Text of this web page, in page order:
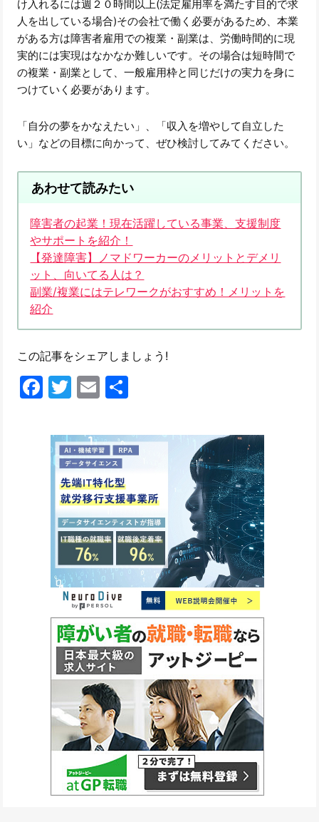
け入れるには週２０時間以上(法定雇用率を満たす目的で求
人を出している場合)その会社で働く必要があるため、本業
がある方は障害者雇用での複業・副業は、労働時間的に現
実的には実現はなかなか難しいです。その場合は短時間で
の複業・副業として、一般雇用枠と同じだけの実力を身に
つけていく必要があります。
「自分の夢をかなえたい」、「収入を増やして自立した
い」などの目標に向かって、ぜひ検討してみてください。
あわせて読みたい
障害者の起業！現在活躍している事業、支援制度
やサポートを紹介！
【発達障害】ノマドワーカーのメリットとデメリ
ット、向いてる人は？
副業/複業にはテレワークがおすすめ！メリットを
紹介
この記事をシェアしましょう!
Facebook
Twitter
Email